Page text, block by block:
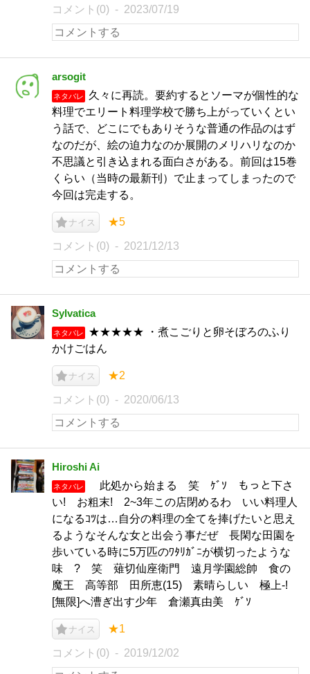
コメント(0) 2023/07/19
arsogit
ネタバレ
久々に再読。要約するとソーマが個性的な
料理でエリート料理学校で勝ち上がっていくとい
う話で、どこにでもありそうな普通の作品のはず
なのだが、絵の迫力なのか展開のメリハリなのか
不思議と引き込まれる面白さがある。前回は15巻
くらい（当時の最新刊）で止まってしまったので
今回は完走する。
ナイス ★5
コメント(0) 2021/12/13
Sylvatica
ネタバレ
★★★★★ ・煮こごりと卵そぼろのふり
かけごはん
ナイス ★2
コメント(0) 2020/06/13
Hiroshi Ai
ネタバレ
此処から始まる 笑 ｹﾞｿ もっと下さ
い! お粗末! 2~3年この店閉めるわ いい料理人
になるｺﾂは…自分の料理の全てを捧げたいと思え
るようなそんな女と出会う事だぜ 長閑な田園を
歩いている時に5万匹のﾜﾀﾘｶﾞﾆが横切ったような
味 ? 笑 薙切仙座衛門 遠月学園総帥 食の
魔王 高等部 田所恵(15) 素晴らしい 極上-!
[無限]へ漕ぎ出す少年 倉瀬真由美 ｹﾞｿ
ナイス ★1
コメント(0) 2019/12/02